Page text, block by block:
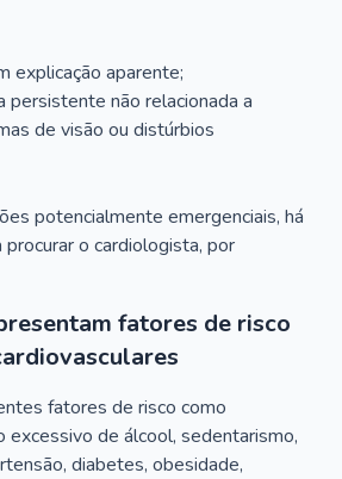
explicação aparente;
persistente não relacionada a
de visão ou distúrbios
potencialmente emergenciais, há
o cardiologista, por
fatores de risco
fatores de risco como
excessivo de álcool, sedentarismo,
diabetes, obesidade,